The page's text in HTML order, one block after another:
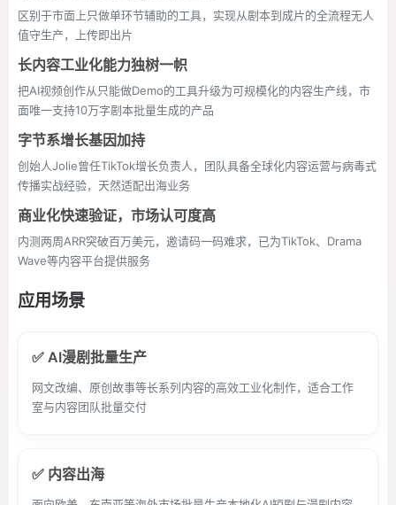
区别于市面上只做单环节辅助的工具，实现从剧本到成片的全流程无人
值守生产，上传即出片
长内容工业化能力独树一帜
把AI视频创作从只能做Demo的工具升级为可规模化的内容生产线，市
面唯一支持10万字剧本批量生成的产品
字节系增长基因加持
创始人Jolie曾任TikTok增长负责人，团队具备全球化内容运营与病毒式
传播实战经验，天然适配出海业务
商业化快速验证，市场认可度高
内测两周ARR突破百万美元，邀请码一码难求，已为TikTok、Drama
Wave等内容平台提供服务
应用场景
✅ AI漫剧批量生产
网文改编、原创故事等长系列内容的高效工业化制作，适合工作
室与内容团队批量交付
✅ 内容出海